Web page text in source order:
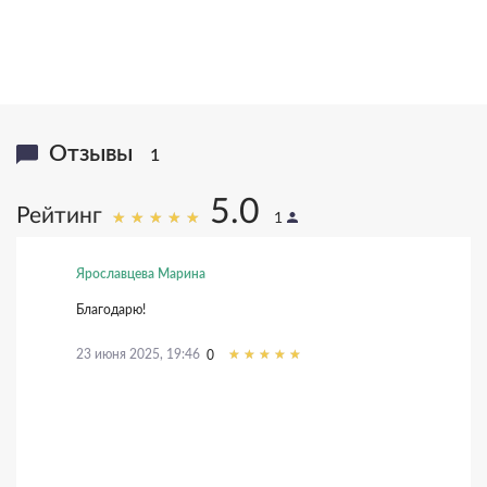
Отзывы 1
Рейтинг 5.0 1
Ярославцева Марина
Благодарю!
23 июня 2025, 19:46 0